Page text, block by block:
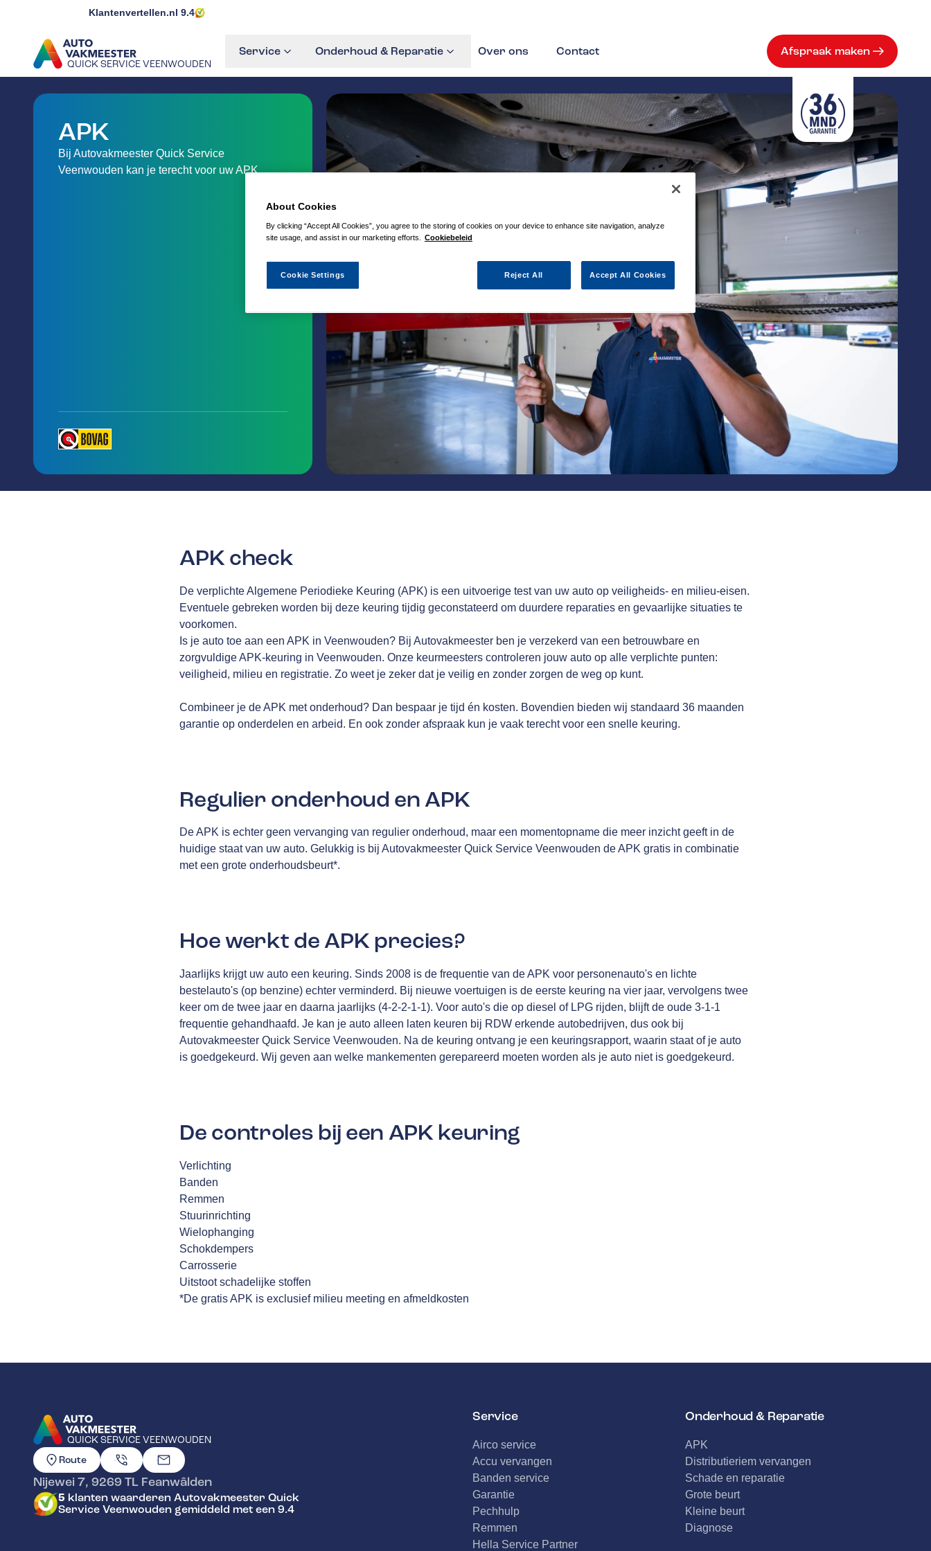
Klantenvertellen.nl 9.4
QUICK SERVICE VEENWOUDEN
GA NAAR DE HOMEPAGINA
Service Onderhoud & Reparatie Over ons Contact Afspraak maken
APK
Bij Autovakmeester Quick Service
Veenwouden kan je terecht voor uw APK
APK check
De verplichte Algemene Periodieke Keuring (APK) is een uitvoerige test van uw auto op veiligheids- en milieu-eisen.
Eventuele gebreken worden bij deze keuring tijdig geconstateerd om duurdere reparaties en gevaarlijke situaties te
voorkomen.
Is je auto toe aan een APK in Veenwouden? Bij Autovakmeester ben je verzekerd van een betrouwbare en
zorgvuldige APK-keuring in Veenwouden. Onze keurmeesters controleren jouw auto op alle verplichte punten:
veiligheid, milieu en registratie. Zo weet je zeker dat je veilig en zonder zorgen de weg op kunt.
Combineer je de APK met onderhoud? Dan bespaar je tijd én kosten. Bovendien bieden wij standaard 36 maanden
garantie op onderdelen en arbeid. En ook zonder afspraak kun je vaak terecht voor een snelle keuring.
Regulier onderhoud en APK
De APK is echter geen vervanging van regulier onderhoud, maar een momentopname die meer inzicht geeft in de
huidige staat van uw auto. Gelukkig is bij Autovakmeester Quick Service Veenwouden de APK gratis in combinatie
met een grote onderhoudsbeurt*.
Hoe werkt de APK precies?
Jaarlijks krijgt uw auto een keuring. Sinds 2008 is de frequentie van de APK voor personenauto's en lichte
bestelauto's (op benzine) echter verminderd. Bij nieuwe voertuigen is de eerste keuring na vier jaar, vervolgens twee
keer om de twee jaar en daarna jaarlijks (4-2-2-1-1). Voor auto's die op diesel of LPG rijden, blijft de oude 3-1-1
frequentie gehandhaafd. Je kan je auto alleen laten keuren bij RDW erkende autobedrijven, dus ook bij
Autovakmeester Quick Service Veenwouden. Na de keuring ontvang je een keuringsrapport, waarin staat of je auto
is goedgekeurd. Wij geven aan welke mankementen gerepareerd moeten worden als je auto niet is goedgekeurd.
De controles bij een APK keuring
Verlichting
Banden
Remmen
Stuurinrichting
Wielophanging
Schokdempers
Carrosserie
Uitstoot schadelijke stoffen
*De gratis APK is exclusief milieu meeting en afmeldkosten
QUICK SERVICE VEENWOUDEN
GA NAAR DE HOMEPAGINA
Route
Nijewei 7, 9269 TL Feanwâlden
5 klanten waarderen Autovakmeester Quick
Service Veenwouden gemiddeld met een 9.4
Service
Airco service
Accu vervangen
Banden service
Garantie
Pechhulp
Remmen
Hella Service Partner
Onderhoud & Reparatie
APK
Distributieriem vervangen
Schade en reparatie
Grote beurt
Kleine beurt
Diagnose
About Cookies
By clicking “Accept All Cookies”, you agree to the storing of cookies on your device to enhance site navigation, analyze
site usage, and assist in our marketing efforts.
Cookiebeleid
Reject All Accept All Cookies
Cookie Settings